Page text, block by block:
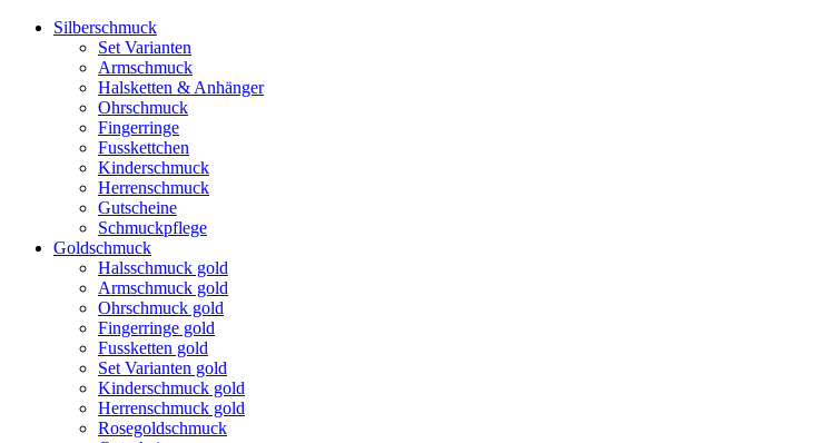
Silberschmuck
Set Varianten
Armschmuck
Halsketten & Anhänger
Ohrschmuck
Fingerringe
Fusskettchen
Kinderschmuck
Herrenschmuck
Gutscheine
Schmuckpflege
Goldschmuck
Halsschmuck gold
Armschmuck gold
Ohrschmuck gold
Fingerringe gold
Fussketten gold
Set Varianten gold
Kinderschmuck gold
Herrenschmuck gold
Rosegoldschmuck